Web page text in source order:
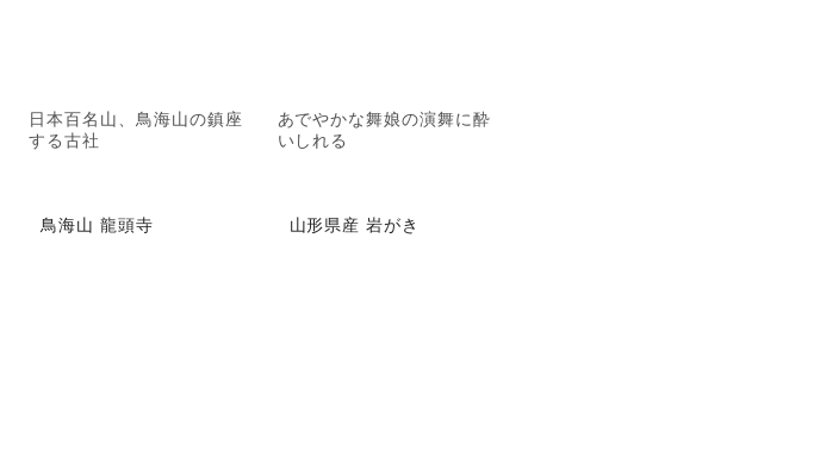
日本百名山、鳥海山の鎮座
する古社
あでやかな舞娘の演舞に酔
いしれる
鳥海山 龍頭寺 山形県産 岩がき